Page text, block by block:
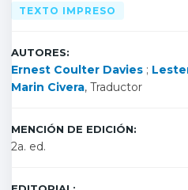
TEXTO IMPRESO
AUTORES:
Ernest Coulter Davies;
Marin Civera, Traductor
MENCIÓN DE EDICIÓN:
2a. ed.